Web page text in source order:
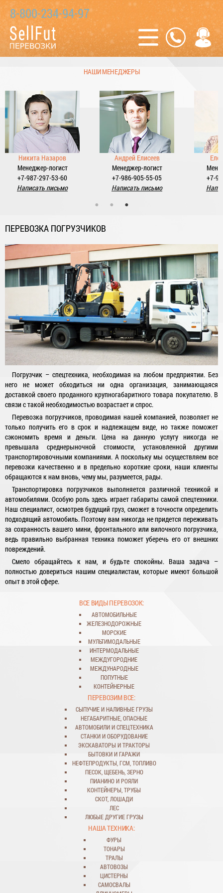
8-800-234-94-97
НАШИ МЕНЕДЖЕРЫ
Андрей Елисеев
Менеджер-логист
+7-986-905-55-05
Написать письмо
Елена Байкина
Менеджер-логист
+7-987-298-22-88
Написать письмо
ПЕРЕВОЗКА ПОГРУЗЧИКОВ
Погрузчик – спецтехника, необходимая на любом предприятии. Без
него не может обходиться ни одна организация, занимающаяся
доставкой своего проданного крупногабаритного товара покупателю. В
связи с такой необходимостью возрастает и спрос.
Перевозка погрузчиков, проводимая нашей компанией, позволяет не
только получить его в срок и надлежащем виде, но также поможет
сэкономить время и деньги. Цена на данную услугу никогда не
превышала среднерыночной стоимости, установленной другими
транспортировочными компаниями. А поскольку мы осуществляем все
перевозки качественно и в предельно короткие сроки, наши клиенты
обращаются к нам вновь, чему мы, разумеется, рады.
Транспортировка погрузчиков выполняется различной техникой и
автомобилями. Особую роль здесь играет габариты самой спецтехники.
Наш специалист, осмотрев будущий груз, сможет в точности определить
подходящий автомобиль. Поэтому вам никогда не придется переживать
за сохранность вашего мини, фронтального или вилочного погрузчика,
ведь правильно выбранная техника поможет уберечь его от внешних
повреждений.
Смело обращайтесь к нам, и будьте спокойны. Ваша задача –
полностью довериться нашим специалистам, которые имеют большой
опыт в этой сфере.
ВСЕ ВИДЫ ПЕРЕВОЗОК:
АВТОМОБИЛЬНЫЕ
ЖЕЛЕЗНОДОРОЖНЫЕ
МОРСКИЕ
МУЛЬТИМОДАЛЬНЫЕ
ИНТЕРМОДАЛЬНЫЕ
МЕЖДУГОРОДНИЕ
МЕЖДУНАРОДНЫЕ
ПОПУТНЫЕ
КОНТЕЙНЕРНЫЕ
ПЕРЕВОЗИМ ВСЕ:
СЫПУЧИЕИНАЛИВНЫЕ ГРУЗЫ
НЕГАБАРИТНЫЕ ОПАСНЫЕ
АВТОМОБИЛИИСПЕЦТЕХНИКА
СТАНКИИОБОРУДОВАНИЕ
ЭКСКАВАТОРЫ ИТРАКТОРЫ
БЫТОВКИИГАРАЖИ
НЕФТЕПРОДУКТЫ ГСМ ТОПЛИВО
ПЕСОК ЩЕБЕНЬ, ЗЕРНО
ПИАНИНО И РОЯЛИ
КОНТЕЙНЕРЫ ТРУБЫ
СКОТ, ЛОШАДИ
ЛЕС
ЛЮБЫЕ ДРУГИЕ ГРУЗЫ
НАША ТЕХНИКА:
ФУРЫ
ТОНАРЫ
ТРАЛЫ
АВТОВОЗЫ
ЦИСТЕРНЫ
САМОСВАЛЫ